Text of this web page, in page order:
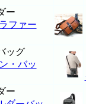
ー
ファー
ッグ
・バッ
ー